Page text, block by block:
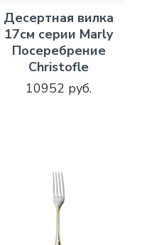
Десертная вилка
17см серии Marly
Посеребрение
Christofle
10952 руб.